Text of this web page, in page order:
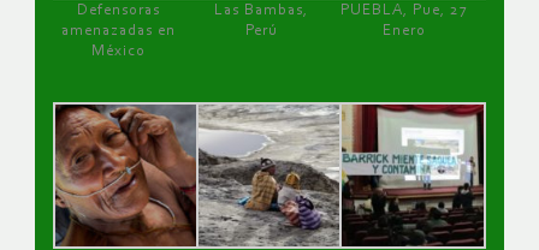
Defensoras
amenazadas en
México
Las Bambas,
Perú
PUEBLA, Pue, 27
Enero